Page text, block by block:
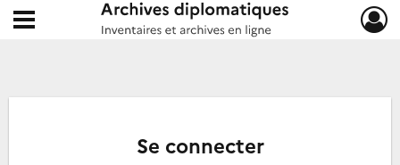
Archives diplomatiques
Ouvrir le menu déroulant
Se connecter